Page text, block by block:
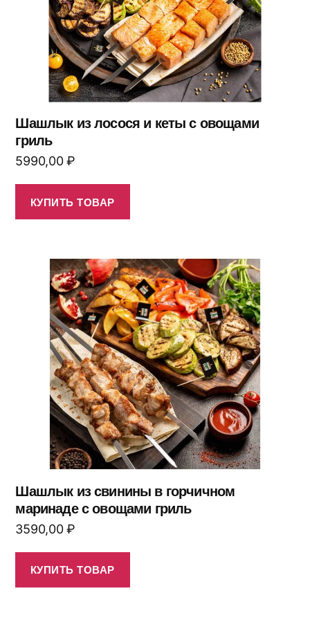
Шашлык из лосося и кеты с овощами
гриль
5990,00₽
КУПИТЬ ТОВАР
Шашлык из свинины в горчичном
маринаде с овощами гриль
3590,00₽
КУПИТЬ ТОВАР